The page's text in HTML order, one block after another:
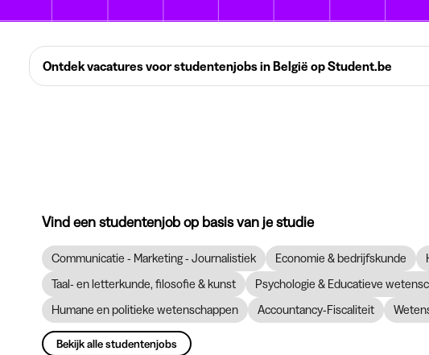
Ontdek vacatures voor studentenjobs in België op Student.be
Vind een studentenjob op basis van je studie
Communicatie - Marketing - Journalistiek Economie & bedrijfskunde
Taal- en letterkunde, filosofie & kunst
Psychologie & Educatieve
Humane en politieke wetenschappen
Accountancy-Fiscaliteit
Bekijk alle studentenjobs